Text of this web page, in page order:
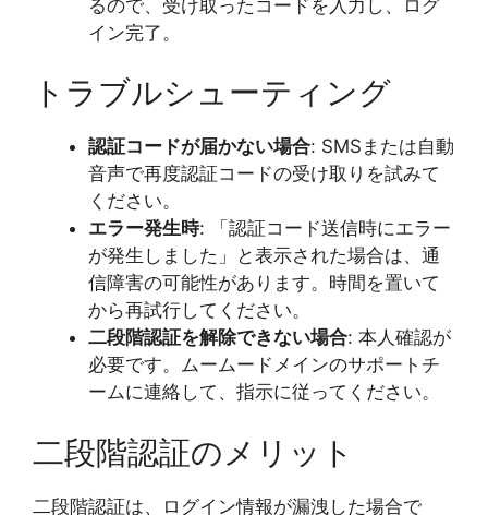
るので、受け取ったコードを入力し、ログ
イン完了。
トラブルシューティング
認証コードが届かない場合: SMSまたは自動
音声で再度認証コードの受け取りを試みて
ください。
エラー発生時: 「認証コード送信時にエラー
が発生しました」と表示された場合は、通
信障害の可能性があります。時間を置いて
から再試行してください。
二段階認証を解除できない場合: 本人確認が
必要です。ムームードメインのサポートチ
ームに連絡して、指示に従ってください。
二段階認証のメリット
二段階認証は、ログイン情報が漏洩した場合で